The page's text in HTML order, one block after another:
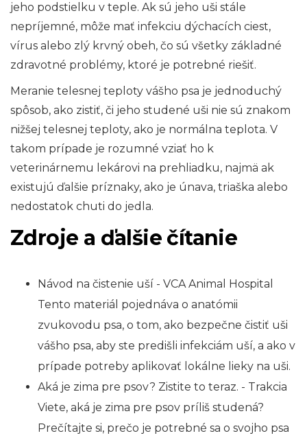
jeho podstielku v teple. Ak sú jeho uši stále
nepríjemné, môže mať infekciu dýchacích ciest,
vírus alebo zlý krvný obeh, čo sú všetky základné
zdravotné problémy, ktoré je potrebné riešiť.
Meranie telesnej teploty vášho psa je jednoduchý
spôsob, ako zistiť, či jeho studené uši nie sú znakom
nižšej telesnej teploty, ako je normálna teplota. V
takom prípade je rozumné vziať ho k
veterinárnemu lekárovi na prehliadku, najmä ak
existujú ďalšie príznaky, ako je únava, triaška alebo
nedostatok chuti do jedla.
Zdroje a ďalšie čítanie
Návod na čistenie uší - VCA Animal Hospital
Tento materiál pojednáva o anatómii
zvukovodu psa, o tom, ako bezpečne čistiť uši
vášho psa, aby ste predišli infekciám uší, a ako v
prípade potreby aplikovať lokálne lieky na uši.
Aká je zima pre psov? Zistite to teraz. - Trakcia
Viete, aká je zima pre psov príliš studená?
Prečítajte si, prečo je potrebné sa o svojho psa